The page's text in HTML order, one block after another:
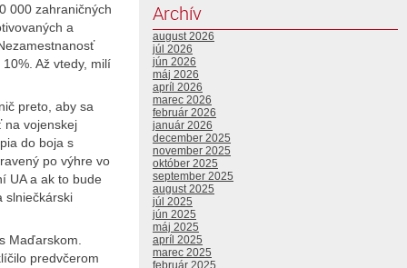
000 zahraničných
a
Až vtedy, milí
preto, aby sa
na vojenskej
do boja s
po výhre vo
UA a ak to bude
slniečkárski
Maďarskom.
predvčerom
Archív
august 2026
júl 2026
jún 2026
máj 2026
apríl 2026
marec 2026
február 2026
január 2026
december 2025
november 2025
október 2025
september 2025
august 2025
júl 2025
jún 2025
máj 2025
apríl 2025
marec 2025
február 2025